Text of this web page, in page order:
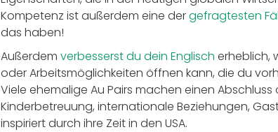
Kompetenz ist außerdem eine dergefragtesten
das haben!
Außerdem verbesserst du dein Englisch erheblich,
oder Arbeitsmöglichkeiten öffnen kann, die du
Viele ehemalige Au Pairs machen einen
Kinderbetreuung, internationale Beziehungen,
inspiriert durch ihre Zeit in den USA.